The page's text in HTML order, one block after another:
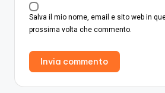
Salva il mio nome, email e sito web in
prossima volta che commento.